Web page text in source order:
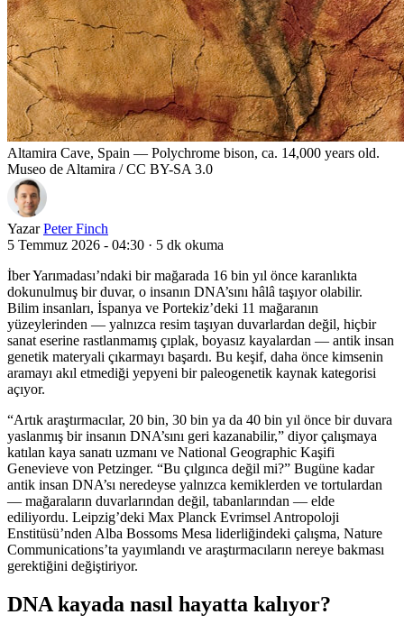
Altamira Cave, Spain — Polychrome bison, ca. 14,000 years old.
Museo de Altamira / CC BY-SA 3.0
Yazar Peter Finch
5 Temmuz 2026 - 04:30 · 5 dk okuma
İber Yarımadası’ndaki bir mağarada 16 bin yıl önce karanlıkta
dokunulmuş bir duvar, o insanın DNA’sını hâlâ taşıyor olabilir.
Bilim insanları, İspanya ve Portekiz’deki 11 mağaranın
yüzeylerinden — yalnızca resim taşıyan duvarlardan değil, hiçbir
sanat eserine rastlanmamış çıplak, boyasız kayalardan — antik insan
genetik materyali çıkarmayı başardı. Bu keşif, daha önce kimsenin
aramayı akıl etmediği yepyeni bir paleogenetik kaynak kategorisi
açıyor.
“Artık araştırmacılar, 20 bin, 30 bin ya da 40 bin yıl önce bir duvara
yaslanmış bir insanın DNA’sını geri kazanabilir,” diyor çalışmaya
katılan kaya sanatı uzmanı ve National Geographic Kaşifi
Genevieve von Petzinger. “Bu çılgınca değil mi?” Bugüne kadar
antik insan DNA’sı neredeyse yalnızca kemiklerden ve tortulardan
— mağaraların duvarlarından değil, tabanlarından — elde
ediliyordu. Leipzig’deki Max Planck Evrimsel Antropoloji
Enstitüsü’nden Alba Bossoms Mesa liderliğindeki çalışma, Nature
Communications’ta yayımlandı ve araştırmacıların nereye bakması
gerektiğini değiştiriyor.
DNA kayada nasıl hayatta kalıyor?